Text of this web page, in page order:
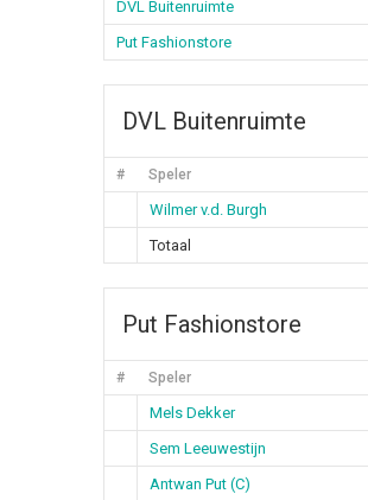
DVL Buitenruimte
Put Fashionstore
DVL Buitenruimte
# Speler
Wilmer v.d. Burgh
Totaal
Put Fashionstore
# Speler
Mels Dekker
Sem Leeuwestijn
Antwan Put (C)